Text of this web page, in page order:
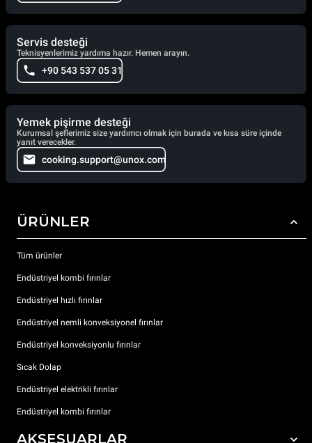
Servis desteği
Teknisyenlerimiz yardıma hazır. Hemen arayın.
+90 543 537 05 31
Yemek pişirme desteği
Kurumsal şeflerimiz size yardımcı olmak için burada ve kısa süre içinde
yanıt verecekler.
cooking.support@unox.com
ÜRÜNLER
Tüm ürünler
Endüstriyel kombi fırınlar
Endüstriyel hızlı fırınlar
Endüstriyel nemli konveksiyonel fırınlar
Endüstriyel konveksiyonlu fırınlar
Sıcak Dolap
Endüstriyel elektrikli fırınlar
Endüstriyel kombi fırınlar
AKSESUARLAR